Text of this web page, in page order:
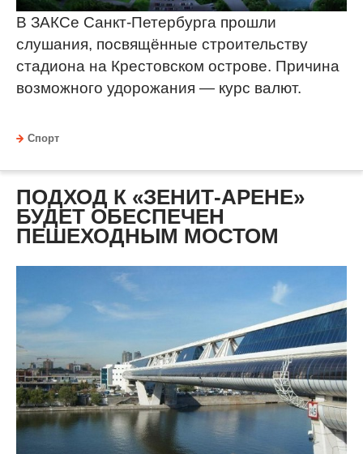
В ЗАКСе Санкт-Петербурга прошли
слушания, посвящённые строительству
стадиона на Крестовском острове. Причина
возможного удорожания — курс валют.
Спорт
ПОДХОД К «ЗЕНИТ-АРЕНЕ»
БУДЕТ ОБЕСПЕЧЕН
ПЕШЕХОДНЫМ МОСТОМ